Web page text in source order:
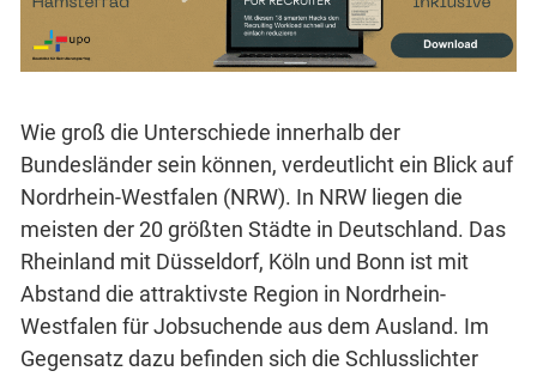
Wie groß die Unterschiede innerhalb der
Bundesländer sein können, verdeutlicht ein Blick auf
Nordrhein-Westfalen (NRW). In NRW liegen die
meisten der 20 größten Städte in Deutschland. Das
Rheinland mit Düsseldorf, Köln und Bonn ist mit
Abstand die attraktivste Region in Nordrhein-
Westfalen für Jobsuchende aus dem Ausland. Im
Gegensatz dazu befinden sich die Schlusslichter